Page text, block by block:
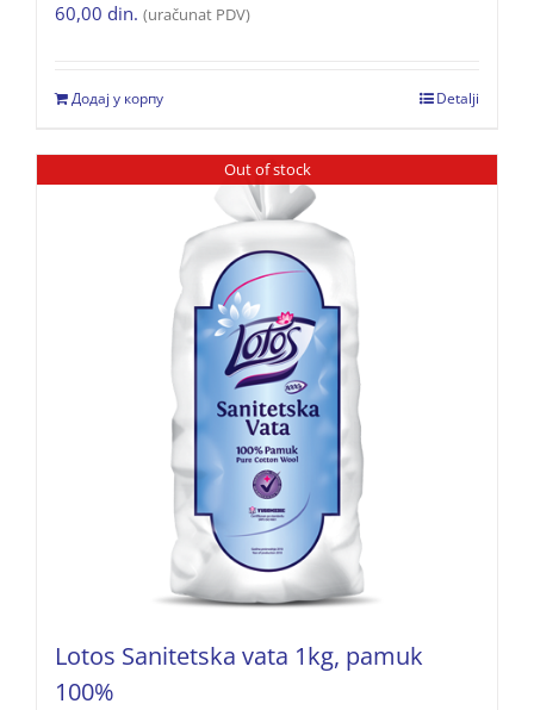
60,00 din. (uračunat PDV)
Додај у корпу Detalji
Out of stock
Lotos Sanitetska vata 1kg, pamuk
100%